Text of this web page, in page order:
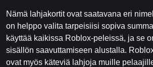
Nämä lahjakortit ovat saatavana eri
on helppo valita tarpeisiisi sopiva
käyttää kaikissa Roblox-peleissä, ja se
sisällön saavuttamiseen alustalla.
ovat myös käteviä lahjoja muille